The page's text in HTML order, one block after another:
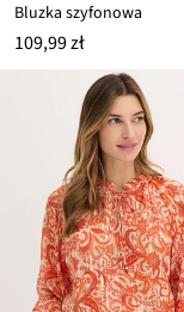
Bluzka szyfonowa
109,99 zł